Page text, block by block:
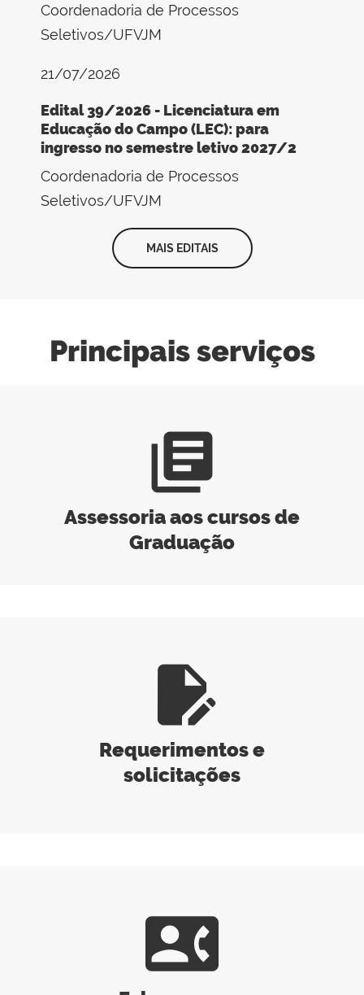
Coordenadoria de Processos
Seletivos/UFVJM
21/07/2026
Edital 39/2026 - Licenciatura em
Educação do Campo (LEC): para
ingresso no semestre letivo 2027/2
Coordenadoria de Processos
Seletivos/UFVJM
MAIS EDITAIS
Principais serviços
library_books
Assessoria aos cursos de
Graduação
edit_document
Requerimentos e
solicitações
contact_phone